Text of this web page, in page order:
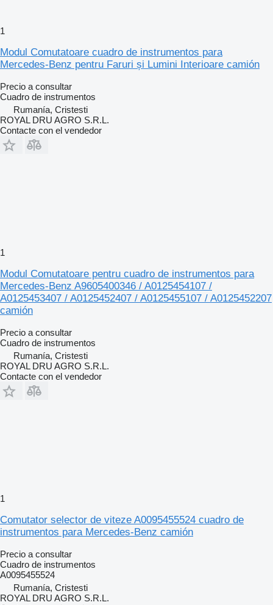
1
Modul Comutatoare cuadro de instrumentos para
Mercedes-Benz pentru Faruri și Lumini Interioare camión
Precio a consultar
Cuadro de instrumentos
Rumanía, Cristesti
ROYAL DRU AGRO S.R.L.
Contacte con el vendedor
1
Modul Comutatoare pentru cuadro de instrumentos para
Mercedes-Benz A9605400346 / A0125454107 /
A0125453407 / A0125452407 / A0125455107 / A0125452207
camión
Precio a consultar
Cuadro de instrumentos
Rumanía, Cristesti
ROYAL DRU AGRO S.R.L.
Contacte con el vendedor
1
Comutator selector de viteze A0095455524 cuadro de
instrumentos para Mercedes-Benz camión
Precio a consultar
Cuadro de instrumentos
A0095455524
Rumanía, Cristesti
ROYAL DRU AGRO S.R.L.